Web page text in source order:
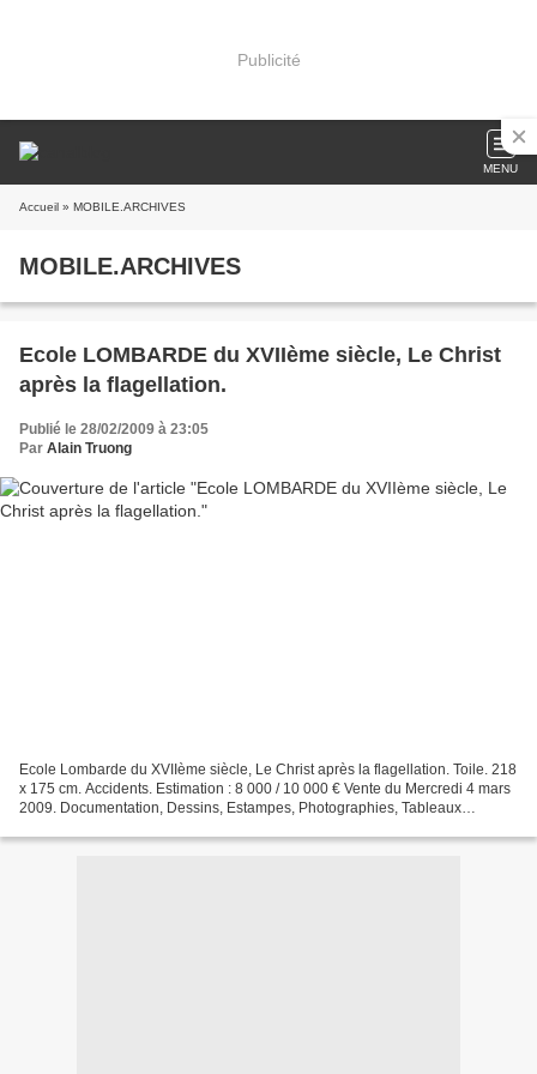
Publicité
MENU
Accueil » MOBILE.ARCHIVES
MOBILE.ARCHIVES
Ecole LOMBARDE du XVIIème siècle, Le Christ
après la flagellation.
Publié le 28/02/2009 à 23:05
Par Alain Truong
Ecole Lombarde du XVIIème siècle, Le Christ après la flagellation. Toile. 218
x 175 cm. Accidents. Estimation : 8 000 / 10 000 € Vente du Mercredi 4 mars
2009. Documentation, Dessins, Estampes, Photographies, Tableaux